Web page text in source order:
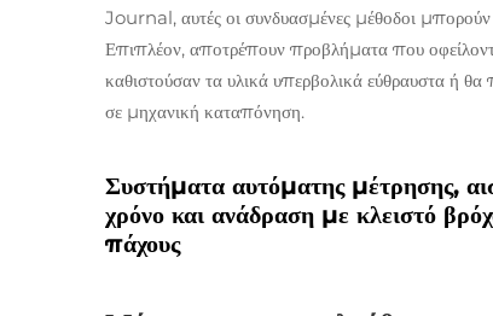
Journal, αυτές οι συνδυασμένες μέθοδοι
Επιπλέον, αποτρέπουν προβλήματα που
καθιστούσαν τα υλικά υπερβολικά εύθραυστα ή
σε μηχανική καταπόνηση.
Συστήματα αυτόματης μέτρησης,
χρόνο και ανάδραση με κλειστό
πάχους